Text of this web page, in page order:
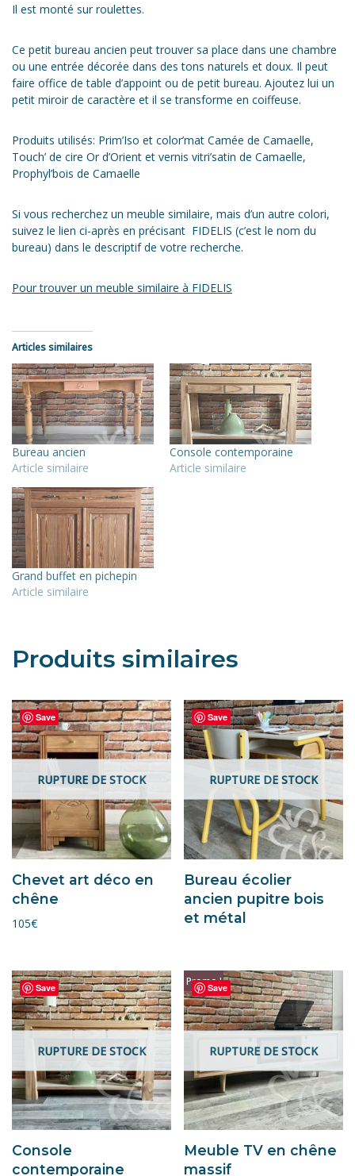
Il est monté sur roulettes.
Ce petit bureau ancien peut trouver sa place dans une chambre
ou une entrée décorée dans des tons naturels et doux. Il peut
faire office de table d’appoint ou de petit bureau. Ajoutez lui un
petit miroir de caractère et il se transforme en coiffeuse.
Produits utilisés: Prim’Iso et color’mat Camée de Camaelle,
Touch’ de cire Or d’Orient et vernis vitri’satin de Camaelle,
Prophyl’bois de Camaelle
Si vous recherchez un meuble similaire, mais d’un autre colori,
suivez le lien ci-après en précisant FIDELIS (c’est le nom du
bureau) dans le descriptif de votre recherche.
Pour trouver un meuble similaire à FIDELIS
Articles similaires
Bureau ancien
Article similaire
Console contemporaine
Article similaire
Grand buffet en pichepin
Article similaire
Produits similaires
Save
RUPTURE DE STOCK
Chevet art déco en
chêne
105€
Save
RUPTURE DE STOCK
Bureau écolier
ancien pupitre bois
et métal
Save
RUPTURE DE STOCK
Console
contemporaine
Save
RUPTURE DE STOCK
Promo !
Meuble TV en chêne
massif